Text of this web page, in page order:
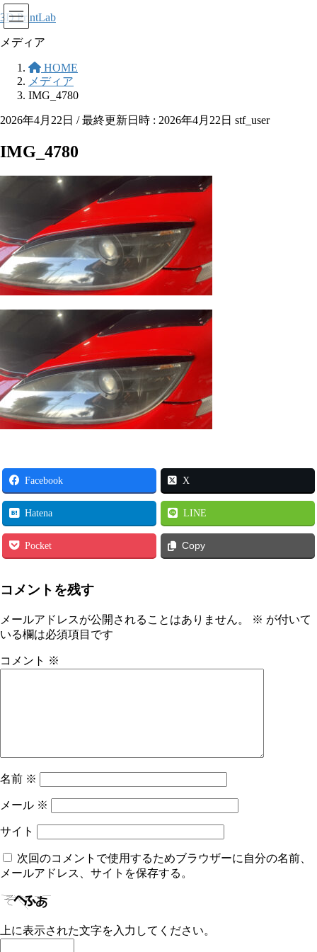
コ
ン
テ
キ
プ
ナ
ビ
ゲ
に
動
3D PrintLab
メディア
HOME
メディア
IMG_4780
2026年4月22日 / 最終更新日時 : 2026年4月22日 stf_user
IMG_4780
Facebook X
Hatena LINE
Pocket Copy
コメントを残す
メールアドレスが公開されることはありません。 ※ が付いて
いる欄は必須項目です
コメント ※
名前 ※
メール ※
サイト
次回のコメントで使用するためブラウザーに自分の名前、
メールアドレス、サイトを保存する。
上に表示された文字を入力してください。